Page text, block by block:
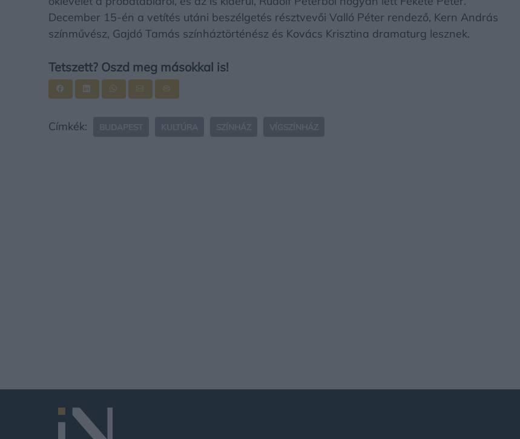
December 15-én a vetítés utáni beszélgetés résztvevői Valló Péter rendező, Kern András
színművész, Gajdó Tamás színháztörténész és Kovács Krisztina dramaturg lesznek.
Tetszett? Oszd meg másokkal is!
Címkék: BUDAPEST KULTÚRA SZÍNHÁZ VÍGSZÍNHÁZ